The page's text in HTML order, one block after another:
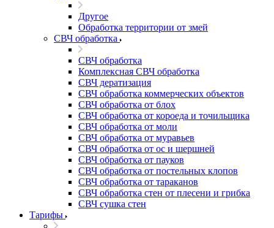
Другое
Обработка территории от змей
СВЧ обработка
СВЧ обработка
Комплексная СВЧ обработка
СВЧ дератизация
СВЧ обработка коммерческих объектов
СВЧ обработка от блох
СВЧ обработка от короеда и точильщика
СВЧ обработка от моли
СВЧ обработка от муравьев
СВЧ обработка от ос и шершней
СВЧ обработка от пауков
СВЧ обработка от постельных клопов
СВЧ обработка от тараканов
СВЧ обработка стен от плесени и грибка
СВЧ сушка стен
Тарифы